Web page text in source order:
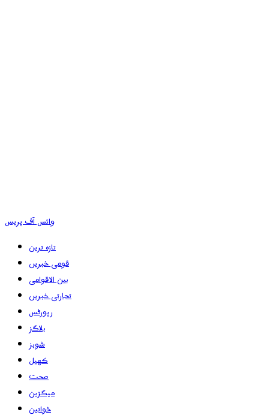
وائس آف پریس
تازہ ترین
قومی خبریں
بین الاقوامی
تجارتی خبریں
رپورٹس
بلاگز
شوبز
کھیل
صحت
میگزین
خواتین